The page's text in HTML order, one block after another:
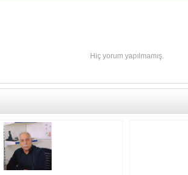
Hiç yorum yapılmamış.